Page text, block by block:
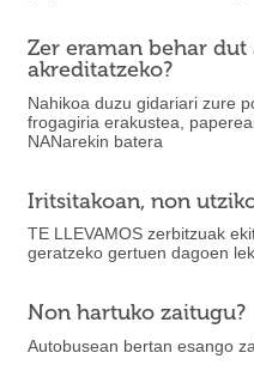
Zer eraman behar
akreditatzeko?
Nahikoa duzu gidariari zure
frogagiria erakustea,
NANarekin batera
Iritsitakoan, non
TE LLEVAMOS zerbitzuak
geratzeko gertuen dagoen
Non hartuko zaitugu?
Autobusean bertan esango